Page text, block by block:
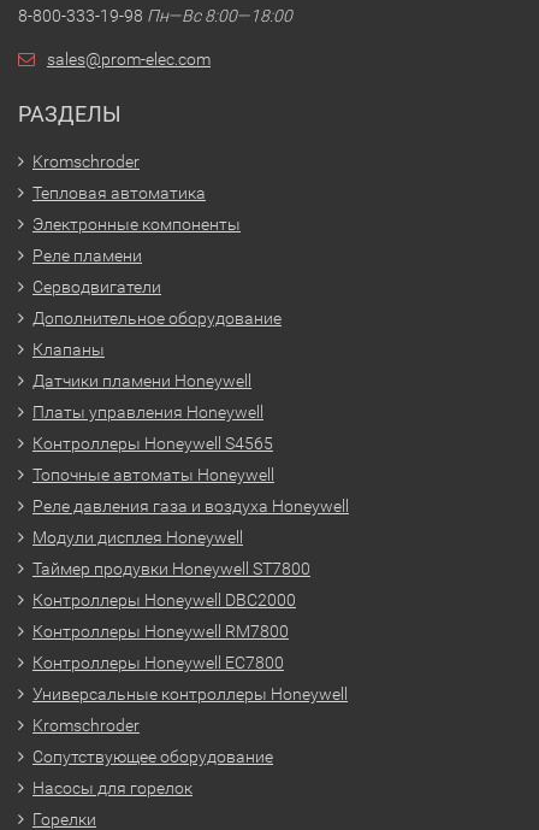
8-800-333-19-98 Пн—Вс 8:00—18:00
sales@prom-elec.com
РАЗДЕЛЫ
Kromschroder
Тепловая автоматика
Электронные компоненты
Реле пламени
Серводвигатели
Дополнительное оборудование
Клапаны
Датчики пламени Honeywell
Платы управления Honeywell
Контроллеры Honeywell S4565
Топочные автоматы Honeywell
Реле давления газа и воздуха Honeywell
Модули дисплея Honeywell
Таймер продувки Honeywell ST7800
Контроллеры Honeywell DBC2000
Контроллеры Honeywell RM7800
Контроллеры Honeywell EC7800
Универсальные контроллеры Honeywell
Kromschroder
Сопутствующее оборудование
Насосы для горелок
Горелки